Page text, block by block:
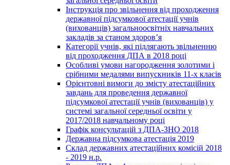
Інструкція про звільнення від проходження
державної підсумкової атестації учнів
(вихованців) загальноосвітніх навчальних
закладів за станом здоров’я
Категорії учнів, які підлягають звільненню
від проходження ДПА в 2018 році
Особливі умови нагородження золотими і
срібними медалями випускників 11-х класів
Орієнтовні вимоги до змісту атестаційних
завдань для проведення державної
підсумкової атестації учнів (вихованців) у
системі загальної середньої освіти у
2017/2018 навчальному році
Графік консультацій з ДПА-ЗНО 2018
Державна підсумкова атестація 2019
Склад державних атестаційних комісій 2018
- 2019 н.р.